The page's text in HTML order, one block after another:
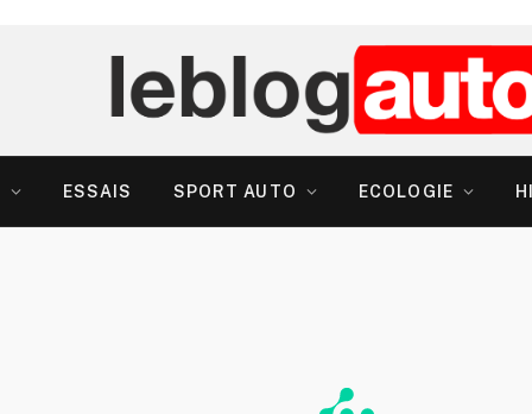
ESSAIS SPORT AUTO ECOLOGIE